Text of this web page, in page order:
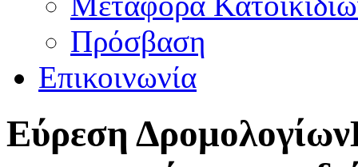
Πρόσβαση
Επικοινωνία
Εύρεση Δρομολογίων